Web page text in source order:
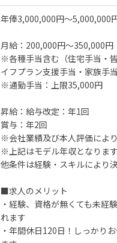
年俸3,000,000円～5,000,000
月給：200,000円～350,000円
※各種手当含む（住宅手当・
イフプラン支援手当・家族手当
※通勤手当：上限35,000円
昇給：給与改定：年1回
賞与：年2回
※会社業績及び本人評価によ
※上記はモデル年収となりま
他条件は経験・スキルにより決
■求人のメリット
・経験、資格が無くても未経
れます
・年間休日120日！しっかり